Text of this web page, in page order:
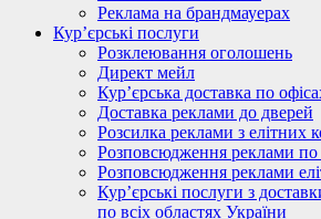
Реклама на брандмауерах
Кур’єрські послуги
Розклеювання оголошень
Директ мейл
Кур’єрська доставка по
Доставка реклами до дверей
Розсилка реклами з елітних
Розповсюдження реклами
Розповсюдження реклами
Кур’єрські послуги з
по всіх областях України